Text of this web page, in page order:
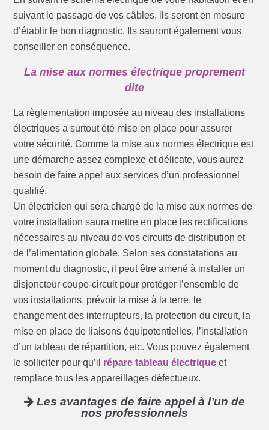
suivant le passage de vos câbles, ils seront en mesure
d’établir le bon diagnostic. Ils sauront également vous
conseiller en conséquence.
La mise aux normes électrique proprement
dite
La règlementation imposée au niveau des installations
électriques a surtout été mise en place pour assurer
votre sécurité. Comme la mise aux normes électrique est
une démarche assez complexe et délicate, vous aurez
besoin de faire appel aux services d’un professionnel
qualifié.
Un électricien qui sera chargé de la mise aux normes de
votre installation saura mettre en place les rectifications
nécessaires au niveau de vos circuits de distribution et
de l’alimentation globale. Selon ses constatations au
moment du diagnostic, il peut être amené à installer un
disjoncteur coupe-circuit pour protéger l’ensemble de
vos installations, prévoir la mise à la terre, le
changement des interrupteurs, la protection du circuit, la
mise en place de liaisons équipotentielles, l’installation
d’un tableau de répartition, etc. Vous pouvez également
le solliciter pour qu’il répare tableau électrique et
remplace tous les appareillages défectueux.
Les avantages de faire appel à l’un de
nos professionnels